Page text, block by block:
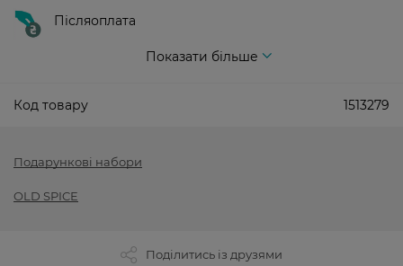
Післяоплата
Показати більше
Код товару 1513279
Подарункові набори
OLD SPICE
Поділитись із друзями